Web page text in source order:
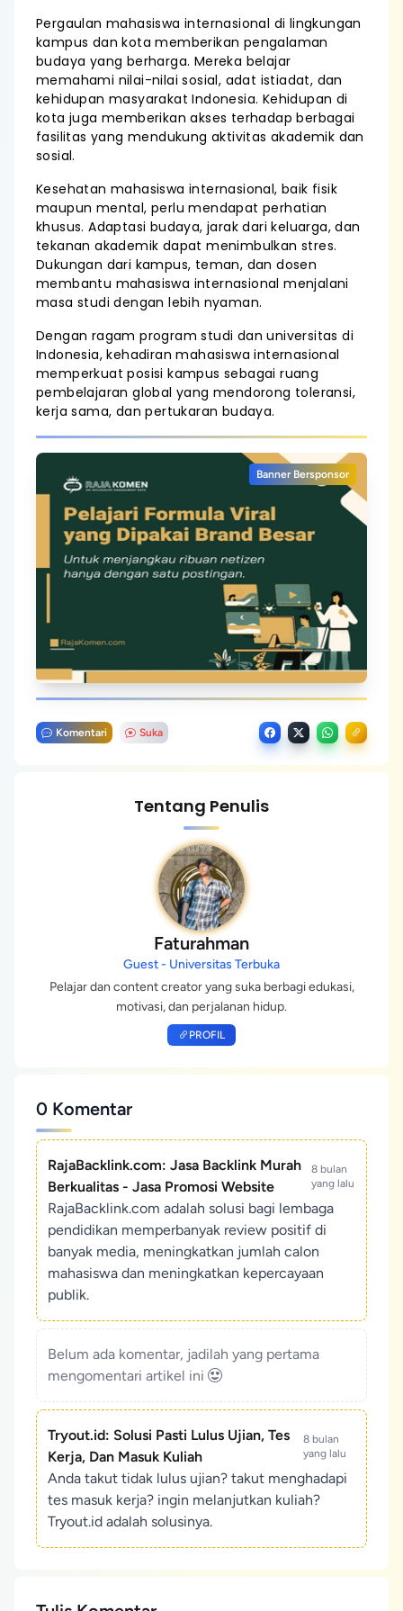
Pergaulan mahasiswa internasional di lingkungan
kampus dan kota memberikan pengalaman
budaya yang berharga. Mereka belajar
memahami nilai-nilai sosial, adat istiadat, dan
kehidupan masyarakat Indonesia. Kehidupan di
kota juga memberikan akses terhadap berbagai
fasilitas yang mendukung aktivitas akademik dan
sosial.
Kesehatan mahasiswa internasional, baik fisik
maupun mental, perlu mendapat perhatian
khusus. Adaptasi budaya, jarak dari keluarga, dan
tekanan akademik dapat menimbulkan stres.
Dukungan dari kampus, teman, dan dosen
membantu mahasiswa internasional menjalani
masa studi dengan lebih nyaman.
Dengan ragam program studi dan universitas di
Indonesia, kehadiran mahasiswa internasional
memperkuat posisi kampus sebagai ruang
pembelajaran global yang mendorong toleransi,
kerja sama, dan pertukaran budaya.
Banner Bersponsor
Komentari Suka
Tentang Penulis
Faturahman
Guest - Universitas Terbuka
Pelajar dan content creator yang suka berbagi edukasi,
motivasi, dan perjalanan hidup.
PROFIL
0 Komentar
RajaBacklink.com: Jasa Backlink Murah
Berkualitas - Jasa Promosi Website
8 bulan
yang lalu
RajaBacklink.com adalah solusi bagi lembaga
pendidikan memperbanyak review positif di
banyak media, meningkatkan jumlah calon
mahasiswa dan meningkatkan kepercayaan
publik.
Belum ada komentar, jadilah yang pertama
mengomentari artikel ini
Tryout.id: Solusi Pasti Lulus Ujian, Tes
Kerja, Dan Masuk Kuliah
8 bulan
yang lalu
Anda takut tidak lulus ujian? takut menghadapi
tes masuk kerja? ingin melanjutkan kuliah?
Tryout.id adalah solusinya.